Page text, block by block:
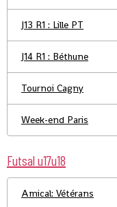
J13 R1 : Lille PT
J14 R1 : Béthune
Tournoi Cagny
Week-end Paris
Futsal u17u18
Amical: Vétérans